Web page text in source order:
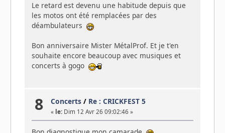
Le retard est devenu une habitude depuis que
les motos ont été remplacées par des
déambulateurs
Bon anniversaire Mister MétalProf. Et je t'en
souhaite encore beaucoup avec musiques et
concerts à gogo
8 Concerts / Re : CRICKFEST 5
« le: Dim 12 Avr 26 09:02:46 »